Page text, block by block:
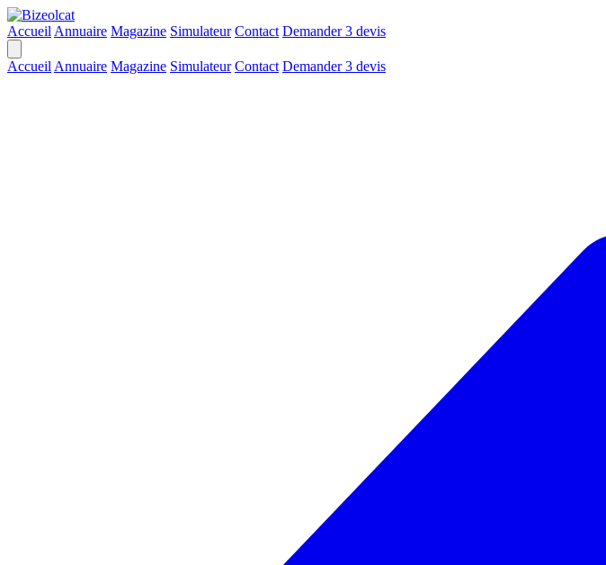
Accueil Annuaire Magazine Simulateur Contact Demander 3 devis
Accueil Annuaire Magazine Simulateur Contact Demander 3 devis